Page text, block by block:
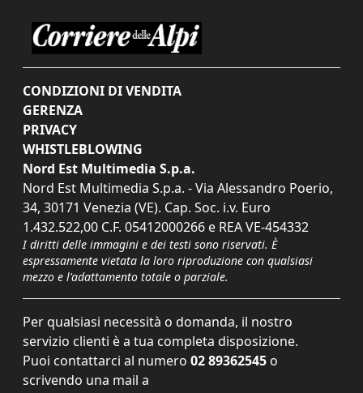
CONDIZIONI DI VENDITA
GERENZA
PRIVACY
WHISTLEBLOWING
Nord Est Multimedia S.p.a.
Nord Est Multimedia S.p.a. - Via Alessandro Poerio,
34, 30171 Venezia (VE). Cap. Soc. i.v. Euro
1.432.522,00 C.F. 05412000266 e REA VE-454332
I diritti delle immagini e dei testi sono riservati. È
espressamente vietata la loro riproduzione con qualsiasi
mezzo e l'adattamento totale o parziale.
Per qualsiasi necessità o domanda, il nostro
servizio clienti è a tua completa disposizione.
Puoi contattarci al numero 02 89362545 o
scrivendo una mail a